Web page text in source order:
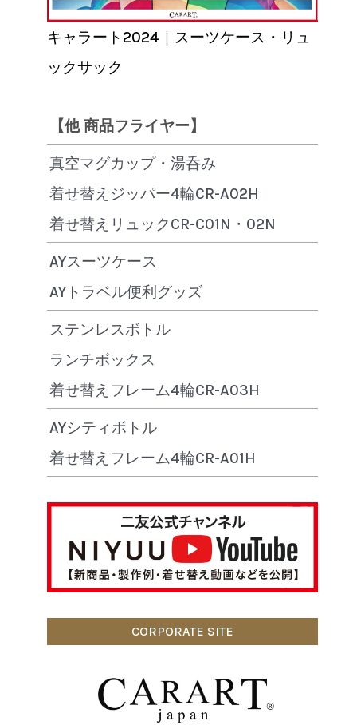
キャラート2024｜スーツケース・リュ
ックサック
【他 商品フライヤー】
真空マグカップ・湯呑み
着せ替えジッパー4輪CR-A02H
着せ替えリュックCR-C01N・02N
AYスーツケース
AYトラベル便利グッズ
ステンレスボトル
ランチボックス
着せ替えフレーム4輪CR-A03H
AYシティボトル
着せ替えフレーム4輪CR-A01H
CORPORATE SITE